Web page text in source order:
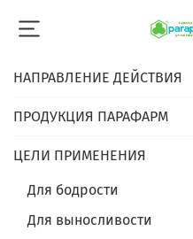
НАПРАВЛЕНИЕ ДЕЙСТВИЯ
ПРОДУКЦИЯ ПАРАФАРМ
ЦЕЛИ ПРИМЕНЕНИЯ
Для бодрости
Для выносливости